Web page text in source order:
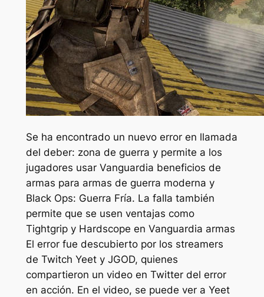
Se ha encontrado un nuevo error en llamada
del deber: zona de guerra y permite a los
jugadores usar Vanguardia beneficios de
armas para armas de guerra moderna y
Black Ops: Guerra Fría. La falla también
permite que se usen ventajas como
Tightgrip y Hardscope en Vanguardia armas
El error fue descubierto por los streamers
de Twitch Yeet y JGOD, quienes
compartieron un video en Twitter del error
en acción. En el video, se puede ver a Yeet